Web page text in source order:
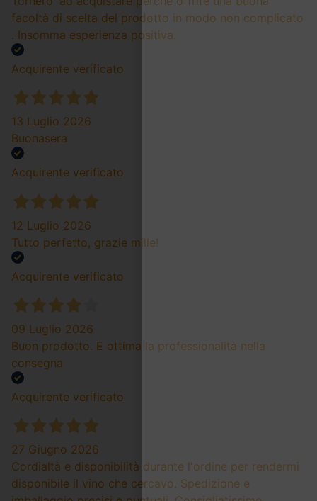
facoltà di scelta del prodotto in modo non complicato
. Insomma esperienza positiva.
Acquirente verificato
13 Luglio 2026
Buonasera
Acquirente verificato
12 Luglio 2026
Tutto perfetto, grazie mille!
Acquirente verificato
09 Luglio 2026
Buon prodotto. E ottima la professionalità nella
consegna
Acquirente verificato
27 Giugno 2026
Cordialtà e disponibilità durante l'ordine per rendermi
disponibile il vino che cercavo. Spedizione e